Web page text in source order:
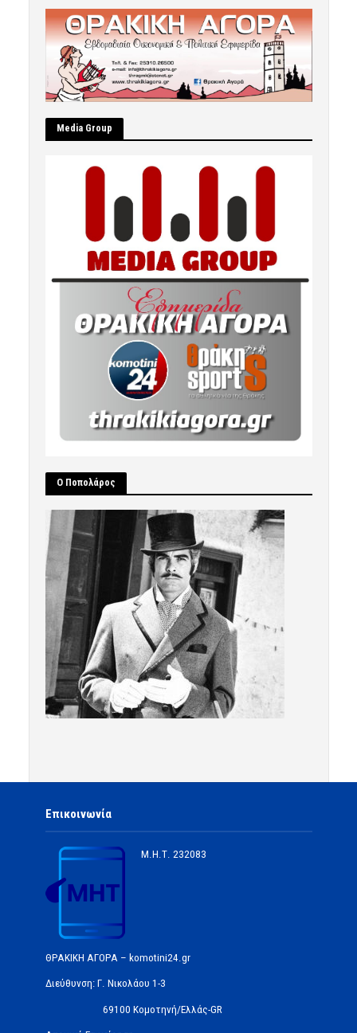
Μedia Group
Ο Ποπολάρος
Επικοινωνία
Μ.Η.Τ. 232083
ΘΡΑΚΙΚΗ ΑΓΟΡΑ – komotini24.gr
Διεύθυνση: Γ. Νικολάου 1-3
69100 Κομοτηνή/Ελλάς-GR